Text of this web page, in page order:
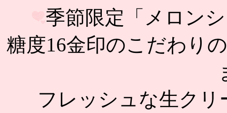
季節限定「メロン
糖度16金印のこだわり
フレッシュな生ク